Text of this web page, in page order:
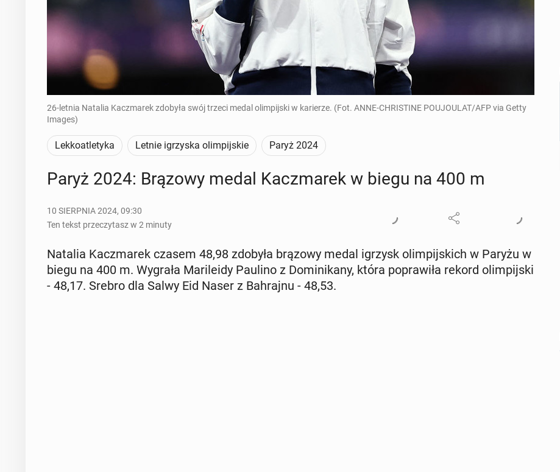
26-letnia Natalia Kaczmarek zdobyła swój trzeci medal olimpijski w karierze. (Fot. ANNE-CHRISTINE POUJOULAT/AFP via Getty
Images)
Lekkoatletyka Letnie igrzyska olimpijskie Paryż 2024
Paryż 2024: Brązowy medal Kacz­ma­rek w biegu na 400 m
10 SIERPNIA 2024, 09:30
Ten tekst przeczytasz w 2 minuty
Natalia Kacz­ma­rek czasem 48,98 zdobyła brązowy medal igrzysk olim­pij­skich w Paryżu w
biegu na 400 m. Wygrała Ma­ri­le­idy Paulino z Do­mi­ni­ka­ny, która po­pra­wi­ła rekord olim­pij­ski
- 48,17. Srebro dla Salwy Eid Naser z Bah­raj­nu - 48,53.